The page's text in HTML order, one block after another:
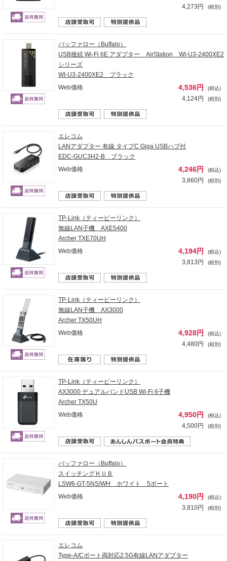
4,273円 (税別)
バッファロー（Buffalo）
USB接続 Wi-Fi 6E アダプター AirStation WI-U3-2400XE2
シリーズ
WI-U3-2400XE2 ブラック
Web価格
4,536円 (税込)
4,124円 (税別)
エレコム
LANアダプター 有線 タイプC Giga USBハブ付
EDC-GUC3H2-B ブラック
Web価格
4,246円 (税込)
3,860円 (税別)
TP-Link（ティーピーリンク）
無線LAN子機 AXE5400
Archer TXE70UH
Web価格
4,194円 (税込)
3,813円 (税別)
TP-Link（ティーピーリンク）
無線LAN子機 AX3000
Archer TX50UH
Web価格
4,928円 (税込)
4,480円 (税別)
TP-Link（ティーピーリンク）
AX3000 デュアルバンドUSB Wi-Fi 6子機
Archer TX50U
Web価格
4,950円 (税込)
4,500円 (税別)
バッファロー（Buffalo）
スイッチングＨＵＢ
LSW6-GT-5NS/WH ホワイト 5ポート
Web価格
4,190円 (税込)
3,810円 (税別)
エレコム
Type-A/Cポート両対応2.5G有線LANアダプター